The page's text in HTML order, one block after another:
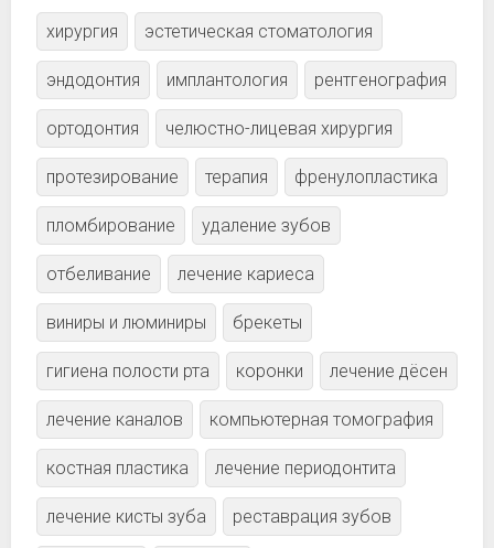
хирургия эстетическая стоматология
эндодонтия имплантология рентгенография
ортодонтия челюстно-лицевая хирургия
протезирование терапия френулопластика
пломбирование удаление зубов
отбеливание лечение кариеса
виниры и люминиры брекеты
гигиена полости рта коронки лечение дёсен
лечение каналов компьютерная томография
костная пластика лечение периодонтита
лечение кисты зуба реставрация зубов